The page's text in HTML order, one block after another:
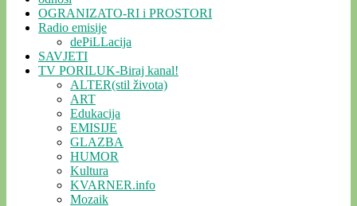
OGRANIZATO-RI i PROSTORI
Radio emisije
dePiLLacija
SAVJETI
TV PORILUK-Biraj kanal!
ALTER(stil života)
ART
Edukacija
EMISIJE
GLAZBA
HUMOR
Kultura
KVARNER.info
Mozaik